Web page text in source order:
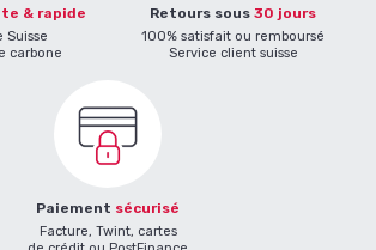
& rapide
Suisse
carbone
Retours sous 30 jours
100% satisfait ou remboursé
Service client suisse
Paiement sécurisé
Facture, Twint, cartes